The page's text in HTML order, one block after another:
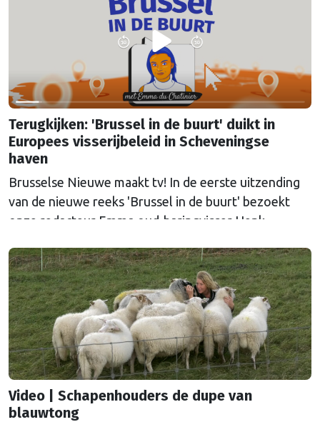
lobby in Brussel, en dat komt vooral omdat …
Terugkijken: 'Brussel in de buurt' duikt in
Europees visserijbeleid in Scheveningse
haven
Brusselse Nieuwe maakt tv! In de eerste uitzending
van de nieuwe reeks 'Brussel in de buurt' bezoekt
onze redacteur Emma oud-haringvisser Henk
te kijken. In september volgen meer uitzendingen.
Video | Schapenhouders de dupe van
blauwtong